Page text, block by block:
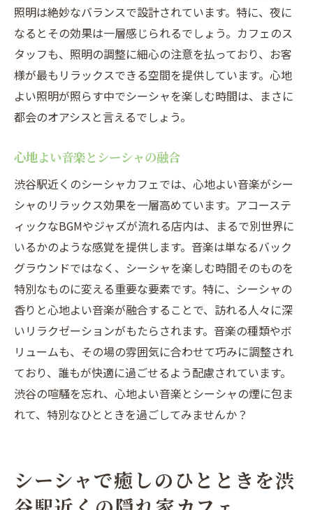
香りの選び方と楽しみ方
渋谷駅近くのおすすめカフェ
香りの種類と特徴
シーシャの香りとリラックス効果
渋谷ですぐに香りを楽しめる
照明は絶妙なバランスで設計されています。特に、夜に
なるとその効果は一層感じられるでしょう。カフェのス
タッフも、照明の調整に細心の注意を払っており、お客
様が最もリラックスできる空間を提供しています。心地
よい照明が照らす中でシーシャを楽しむ時間は、まさに
都会のオアシスと言えるでしょう。
心地よい音楽とシーシャの融合
渋谷駅近くのシーシャカフェでは、心地よい音楽がシー
シャのリラックス効果を一層高めています。アコーステ
ィックなBGMやジャズが流れる店内は、まるで別世界に
いるかのような感覚を提供します。音楽は単なるバック
グラウンドではなく、シーシャを楽しむ時間そのものを
特別なものに変える重要な要素です。特に、シーシャの
香りと心地よい音楽が融合することで、訪れる人々に深
いリラクゼーションがもたらされます。音楽の種類やボ
リュームも、その場の雰囲気に合わせて巧みに調整され
ており、誰もが快適に過ごせるよう配慮されています。
渋谷の喧騒を忘れ、心地よい音楽とシーシャの煙に包ま
れて、特別なひとときを過ごしてみませんか？
シーシャで癒しのひとときを渋